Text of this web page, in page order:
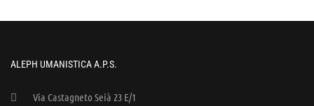
ALEPH UMANISTICA A.P.S.
Via Castagneto Seià 23 E/1